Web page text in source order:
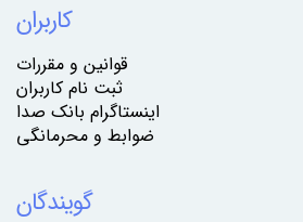
کاربران
قوانین و مقررات
ثبت نام کاربران
اینستاگرام بانک صدا
ضوابط و محرمانگی
گویندگان